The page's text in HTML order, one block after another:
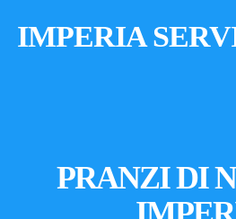
IMPERIA
PRANZI DI